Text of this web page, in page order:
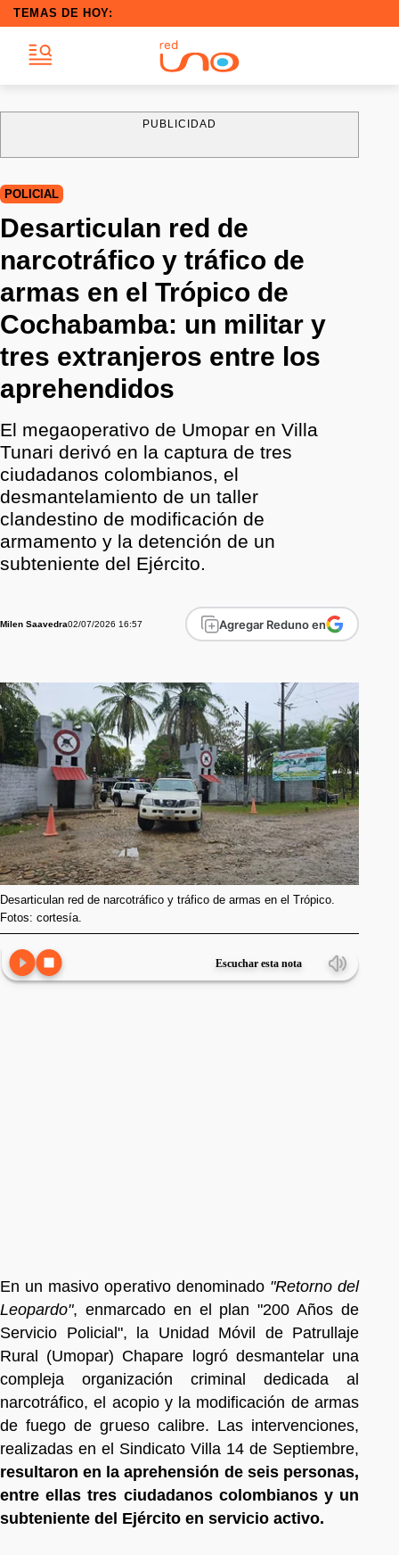
TEMAS DE HOY:
PUBLICIDAD
POLICIAL
Desarticulan red de
narcotráfico y tráfico de
armas en el Trópico de
Cochabamba: un militar y
tres extranjeros entre los
aprehendidos
El megaoperativo de Umopar en Villa
Tunari derivó en la captura de tres
ciudadanos colombianos, el
desmantelamiento de un taller
clandestino de modificación de
armamento y la detención de un
subteniente del Ejército.
Milen Saavedra02/07/2026 16:57 Agregar Reduno en
Desarticulan red de narcotráfico y tráfico de armas en el Trópico.
Fotos: cortesía.
Escuchar esta nota
En un masivo operativo denominado "Retorno del
Leopardo", enmarcado en el plan "200 Años de
Servicio Policial", la Unidad Móvil de Patrullaje
Rural (Umopar) Chapare logró desmantelar una
compleja organización criminal dedicada al
narcotráfico, el acopio y la modificación de armas
de fuego de grueso calibre. Las intervenciones,
realizadas en el Sindicato Villa 14 de Septiembre,
resultaron en la aprehensión de seis personas,
entre ellas tres ciudadanos colombianos y un
subteniente del Ejército en servicio activo.